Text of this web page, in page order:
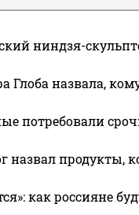
ниндзя-
Глоба назвала,
потребовали
назвал продукты,
как россияне